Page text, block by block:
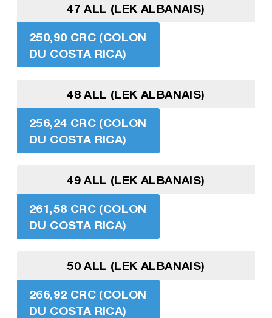
47 ALL (LEK ALBANAIS)
250,90 CRC (COLON
DU COSTA RICA)
48 ALL (LEK ALBANAIS)
256,24 CRC (COLON
DU COSTA RICA)
49 ALL (LEK ALBANAIS)
261,58 CRC (COLON
DU COSTA RICA)
50 ALL (LEK ALBANAIS)
266,92 CRC (COLON
DU COSTA RICA)